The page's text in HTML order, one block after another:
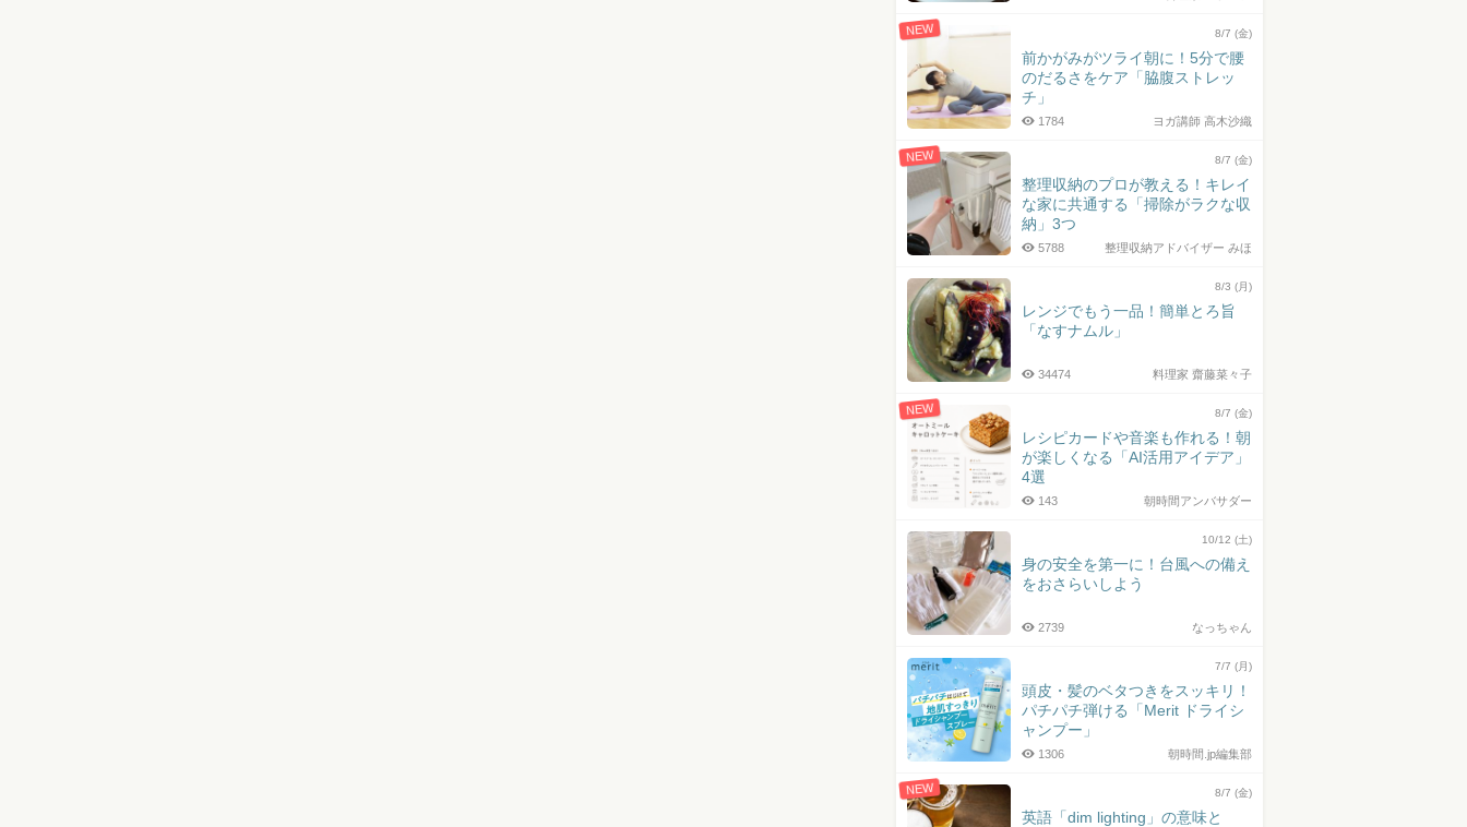
NEW 8/7 (金)
前かがみがツライ朝に！5分で腰
のだるさをケア「脇腹ストレッ
チ」
ヨガ講師 高木沙織
1784
NEW 8/7 (金)
整理収納のプロが教える！キレイ
な家に共通する「掃除がラクな収
納」3つ
整理収納アドバイザー みほ
5788
8/3 (月)
レンジでもう一品！簡単とろ旨
「なすナムル」
料理家 齋藤菜々子
34474
NEW 8/7 (金)
レシピカードや音楽も作れる！朝
が楽しくなる「AI活用アイデア」
4選
朝時間アンバサダー
143
10/12 (土)
身の安全を第一に！台風への備え
をおさらいしよう
なっちゃん
2739
7/7 (月)
頭皮・髪のベタつきをスッキリ！
パチパチ弾ける「Merit ドライシ
ャンプー」
朝時間.jp編集部
1306
NEW 8/7 (金)
英語「dim lighting」の意味と